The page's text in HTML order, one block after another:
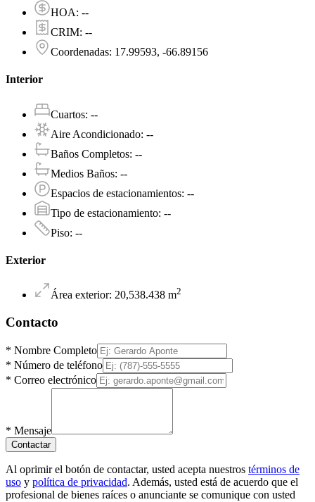
HOA: --
CRIM: --
Coordenadas: 17.99593, -66.89156
Interior
Cuartos: --
Aire Acondicionado: --
Baños Completos: --
Medios Baños: --
Espacios de estacionamientos: --
Tipo de estacionamiento: --
Piso: --
Exterior
Área exterior: 20,538.438 m2
Contacto
* Nombre Completo
* Número de teléfono
* Correo electrónico
* Mensaje
Contactar
Al oprimir el botón de contactar, usted acepta nuestros términos de
uso y política de privacidad. Además, usted está de acuerdo que el
profesional de bienes raíces o anunciante se comunique con usted